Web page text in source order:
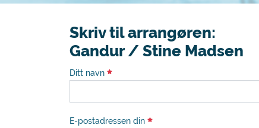
Skriv til arrangøren:
Gandur / Stine Madsen
Ditt navn
E-postadressen din